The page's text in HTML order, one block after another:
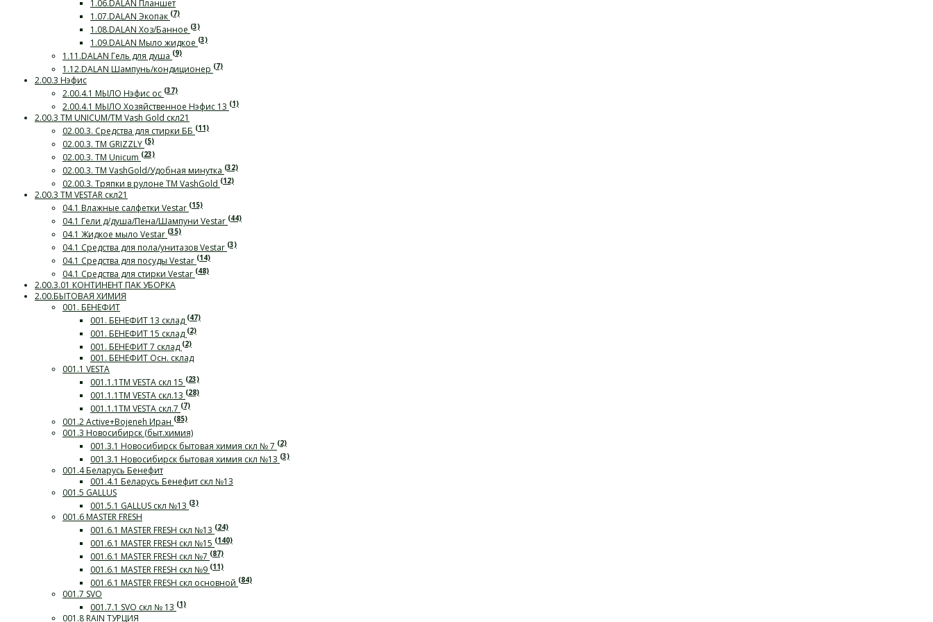
1.06.DALAN Планшет
1.07.DALAN Экопак (7)
1.08.DALAN Хоз/Банное (3)
1.09.DALAN Мыло жидкое (3)
1.11.DALAN Гель для душа (9)
1.12.DALAN Шампунь/кондиционер (7)
2.00.3 Нэфис
2.00.4.1 МЫЛО Нэфис ос (37)
2.00.4.1 МЫЛО Хозяйственное Нэфис 13 (1)
2.00.3 ТМ UNICUM/ТМ Vash Gold скл21
02.00.3. Средства для стирки ББ (11)
02.00.3. ТМ GRIZZLY (5)
02.00.3. ТМ Unicum (23)
02.00.3. ТМ VashGold/Удобная минутка (32)
02.00.3. Тряпки в рулоне ТМ VashGold (12)
2.00.3 ТМ VESTAR скл21
04.1 Влажные салфетки Vestar (15)
04.1 Гели д/душа/Пена/Шампуни Vestar (44)
04.1 Жидкое мыло Vestar (35)
04.1 Средства для пола/унитазов Vestar (3)
04.1 Средства для посуды Vestar (14)
04.1 Средства для стирки Vestar (48)
2.00.3.01 КОНТИНЕНТ ПАК УБОРКА
2.00.БЫТОВАЯ ХИМИЯ
001. БЕНЕФИТ
001. БЕНЕФИТ 13 склад (47)
001. БЕНЕФИТ 15 склад (2)
001. БЕНЕФИТ 7 склад (2)
001. БЕНЕФИТ Осн. склад
001.1 VESTA
001.1.1ТМ VESTA скл 15 (23)
001.1.1ТМ VESTA скл.13 (28)
001.1.1ТМ VESTA скл.7 (7)
001.2 Active+Bojeneh Иран (85)
001.3 Новосибирск (быт.химия)
001.3.1 Новосибирск бытовая химия скл № 7 (2)
001.3.1 Новосибирск бытовая химия скл №13 (3)
001.4 Беларусь Бенефит
001.4.1 Беларусь Бенефит скл №13
001.5 GALLUS
001.5.1 GALLUS скл №13 (3)
001.6 MASTER FRESH
001.6.1 MASTER FRESH скл №13 (24)
001.6.1 MASTER FRESH скл №15 (140)
001.6.1 MASTER FRESH скл №7 (87)
001.6.1 MASTER FRESH скл №9 (11)
001.6.1 MASTER FRESH скл основной (84)
001.7 SVO
001.7.1 SVO скл № 13 (1)
001.8 RAIN ТУРЦИЯ